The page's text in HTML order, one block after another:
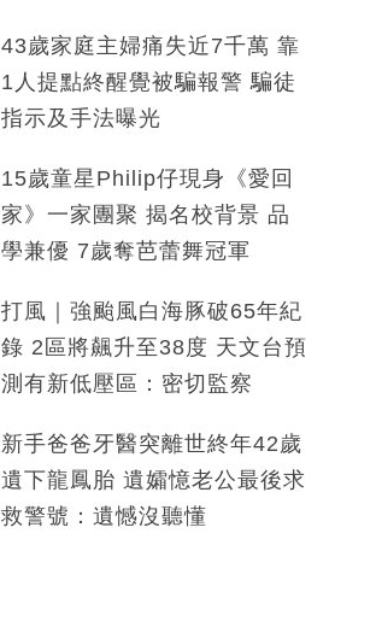
43歲家庭主婦痛失近7千萬 靠
1人提點終醒覺被騙報警 騙徒
指示及手法曝光
15歲童星Philip仔現身《愛回
家》一家團聚 揭名校背景 品
學兼優 7歲奪芭蕾舞冠軍
打風｜強颱風白海豚破65年紀
錄 2區將飆升至38度 天文台預
測有新低壓區：密切監察
新手爸爸牙醫突離世終年42歲
遺下龍鳳胎 遺孀憶老公最後求
救警號：遺憾沒聽懂